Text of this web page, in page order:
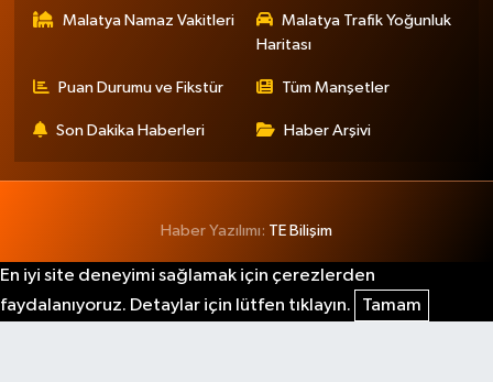
Malatya Namaz Vakitleri
Malatya Trafik Yoğunluk
Haritası
Puan Durumu ve Fikstür Tüm Manşetler
Son Dakika Haberleri Haber Arşivi
Haber Yazılımı: TE Bilişim
En iyi site deneyimi sağlamak için çerezlerden
faydalanıyoruz. Detaylar için lütfen tıklayın.
Tamam